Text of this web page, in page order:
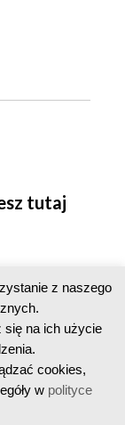
tutaj
z naszego
się na ich użycie
cookies,
wpolityce